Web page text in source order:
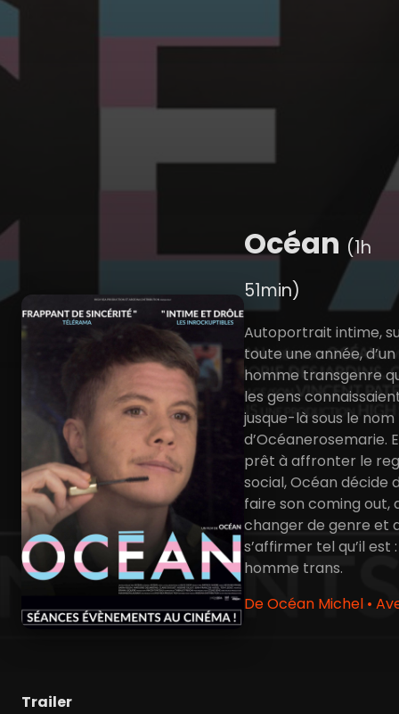
Océan (1h
51min)
Autoportrait intime,
toute une année, d’un
homme transgenre
les gens
jusque-là sous le nom
d’Océanerosemarie.
prêt à affronter le
social, Océan décide
faire son coming out,
changer de genre et
s’affirmer tel qu’il est
homme trans.
De Océan Michel •
Trailer